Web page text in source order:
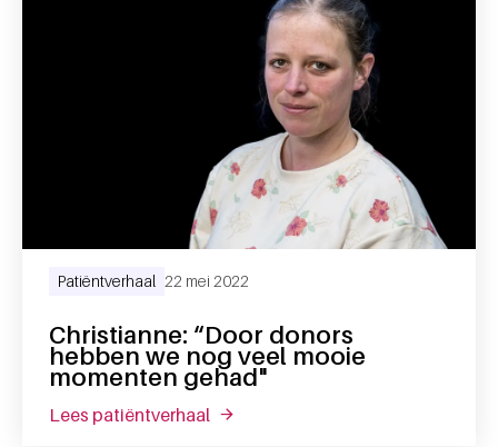
Christianne: “Door donors
hebben we nog veel mooie
momenten gehad"
Patiëntverhaal 22 mei 2022
lees patiëntverhaal over christianne: “door donors